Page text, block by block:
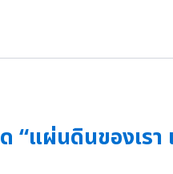
แผ่นดินของเรา